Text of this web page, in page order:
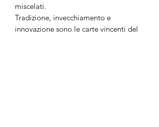
miscelati.
Tradizione, invecchiamento e
innovazione sono le carte vincenti del